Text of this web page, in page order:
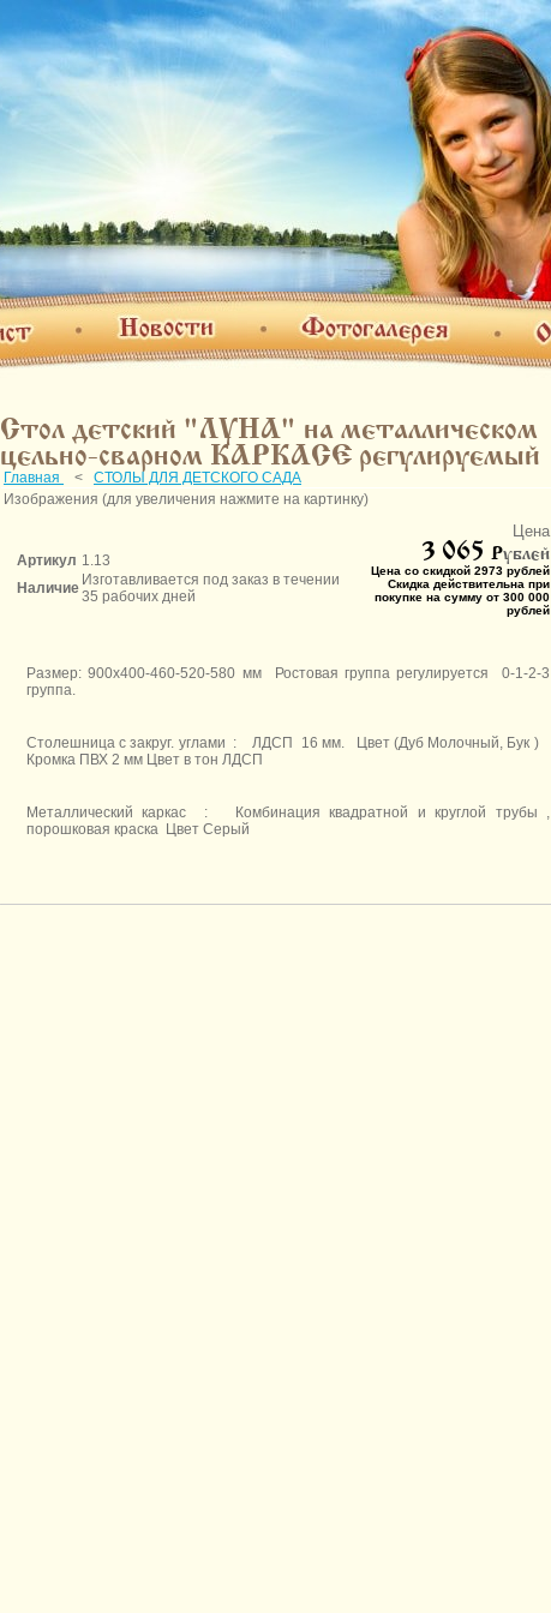
Стол детский "ЛУНА" на металлическом
цельно-сварном КАРКАСЕ регулируемый
Главная < СТОЛЫ ДЛЯ ДЕТСКОГО САДА
Изображения (для увеличения нажмите на картинку)
Артикул 1.13
Наличие Изготавливается под заказ в течении
35 рабочих дней
Цена
3 065 Pублей
Цена со скидкой 2973 рублей
Скидка действительна при
покупке на сумму от 300 000
рублей
Размер: 900х400-460-520-580 мм
Ростовая группа регулируется 0-1-2-3
группа.
Столешница с закруг. углами : ЛДСП 16 мм. Цвет (Дуб Молочный, Бук )
Кромка ПВХ 2 мм Цвет в тон ЛДСП
Металлический каркас : Комбинация квадратной и круглой трубы ,
порошковая краска Цвет Серый